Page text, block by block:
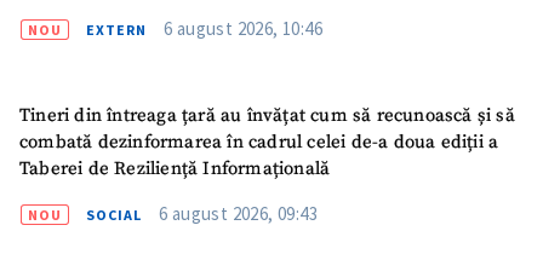
NOU EXTERN 6 august 2026, 10:46
Tineri din întreaga țară au învățat cum să recunoască și să
combată dezinformarea în cadrul celei de-a doua ediții a
Taberei de Reziliență Informațională
NOU SOCIAL 6 august 2026, 09:43
ȘTIREA MEA